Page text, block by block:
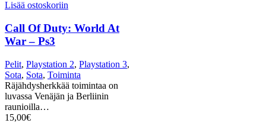
Lisää ostoskoriin
Call Of Duty: World At
War – Ps3
Pelit, Playstation 2, Playstation 3,
Sota, Sota, Toiminta
Räjähdysherkkää toimintaa on
luvassa Venäjän ja Berliinin
raunioilla…
15,00€